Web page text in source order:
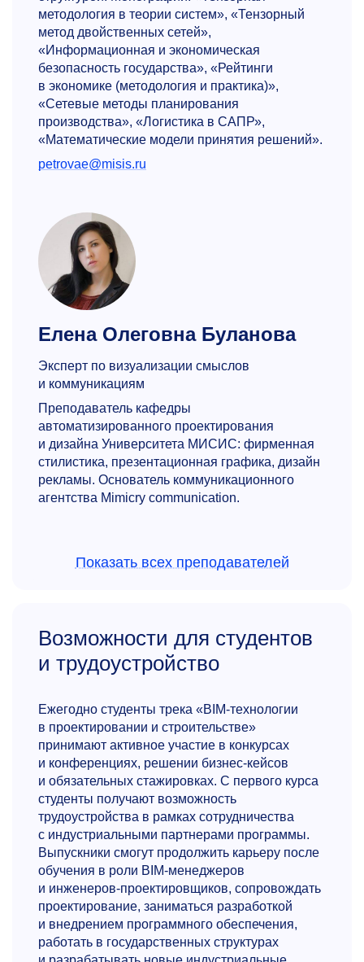
методология в теории систем», «Тензорный
метод двойственных сетей»,
«Информационная и экономическая
безопасность государства», «Рейтинги
в экономике (методология и практика)»,
«Сетевые методы планирования
производства», «Логистика в САПР»,
«Математические модели принятия решений».
petrovae@misis.ru
Елена Олеговна Буланова
Эксперт по визуализации смыслов
и коммуникациям
Преподаватель кафедры
автоматизированного проектирования
и дизайна Университета МИСИС: фирменная
стилистика, презентационная графика, дизайн
рекламы. Основатель коммуникационного
агентства Mimicry communication.
Армине Сейрановна
Д.т.н, профессоркафедры автоматизиро­
ванного проектирования и дизайна
Преподаватель с27-летнимстажем. Автор
45 научных публикаций. Область экспертизы:
информатика и программирование на языках
высокого уровня, информационные
технологии в горном деле, методологии
научных исследований и педагогической
деятельности.
oganesyan.as@misis.ru
Показать всех преподавателей
Возможности для студентов
и трудоустройство
Ежегодно студенты трека «BIM-технологии
в проектировании и строительстве»
принимают активное участие в конкурсах
и конференциях, решении бизнес-кейсов
и обязательных стажировках. С первого курса
студенты получают возможность
трудоустройства в рамках сотрудничества
с индустриальными партнерами программы.
Выпускники смогут продолжить карьеру после
обучения в роли BIM-менеджеров
и инженеров-проектировщиков, сопровождать
проектирование, заниматься разработкой
и внедрением программного обеспечения,
работать в государственных структурах